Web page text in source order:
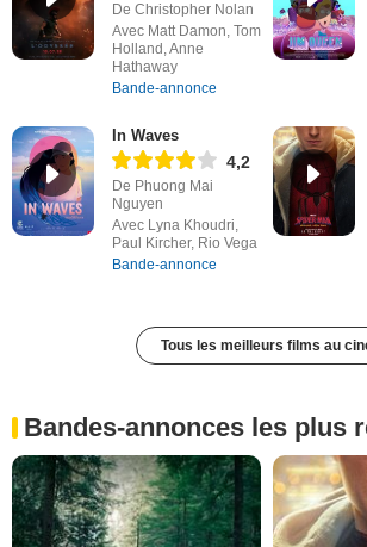
De Christopher Nolan
Avec Matt Damon, Tom
Holland, Anne
Hathaway
Bande-annonce
In Waves
4,2
De Phuong Mai
Nguyen
Avec Lyna Khoudri,
Paul Kircher, Rio Vega
Bande-annonce
Tous les meilleurs films au
Bandes-annonces les plus